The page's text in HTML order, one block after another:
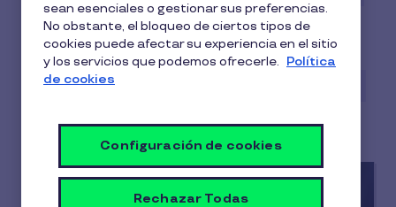
Conciliación Digitalización
Employee Experience Gestión RRHH
Guías y Estudios
sean esenciales o gestionar sus preferencias.
No obstante, el bloqueo de ciertos tipos de
cookies puede afectar su experiencia en el sitio
y los servicios que podemos ofrecerle. Política
de cookies
Configuración de cookies
Rechazar Todas